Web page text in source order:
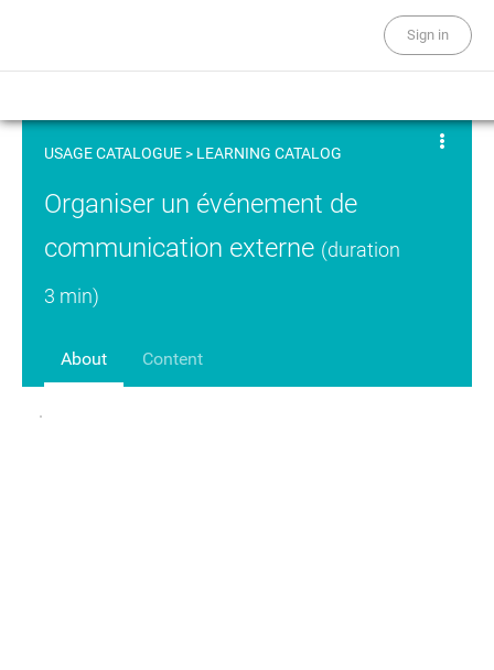
Sign in
USAGE CATALOGUE > LEARNING CATALOG
Organiser un événement de
communication externe (duration
3 min)
About Content